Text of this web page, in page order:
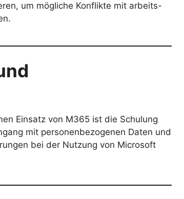
um mögliche Konflikte mit arbeits-
Einsatz von M365 ist die Schulung
mit personenbezogenen Daten und
bei der Nutzung von Microsoft